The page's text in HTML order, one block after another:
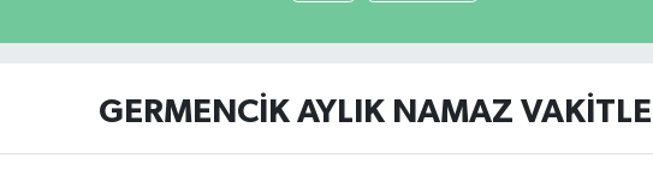
GERMENCIK AYLIK NAMAZ